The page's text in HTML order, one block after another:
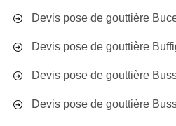
Devis pose de gouttière
Devis pose de gouttière
Devis pose de gouttière
Devis pose de gouttière